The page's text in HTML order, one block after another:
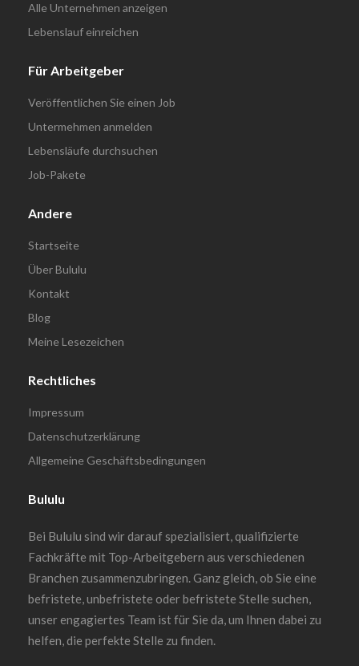
Alle Unternehmen anzeigen
Lebenslauf einreichen
Für Arbeitgeber
Veröffentlichen Sie einen Job
Untermehmen anmelden
Lebensläufe durchsuchen
Job-Pakete
Andere
Startseite
Über Bululu
Kontakt
Blog
Meine Lesezeichen
Rechtliches
Impressum
Datenschutzerklärung
Allgemeine Geschäftsbedingungen
Bululu
Bei Bululu sind wir darauf spezialisiert, qualifizierte
Fachkräfte mit Top-Arbeitgebern aus verschiedenen
Branchen zusammenzubringen. Ganz gleich, ob Sie eine
befristete, unbefristete oder befristete Stelle suchen,
unser engagiertes Team ist für Sie da, um Ihnen dabei zu
helfen, die perfekte Stelle zu finden.